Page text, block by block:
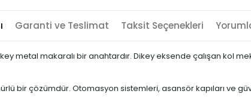
Garanti ve Teslimat Taksit Seçenekleri
metal makaralı bir anahtardır. Dikey eksende çalışan kol
bir çözümdür. Otomasyon sistemleri, asansör kapıları ve